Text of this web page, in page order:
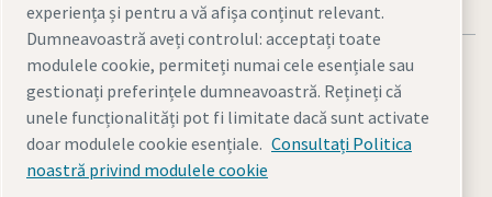
Notificări legale şi de confidenţialitate
Gestionarea cookie-urilorAccesibilitate
experiența și pentru a vă afișa conținut relevant.
Dumneavoastră aveți controlul: acceptați toate
modulele cookie, permiteți numai cele esențiale sau
gestionați preferințele dumneavoastră. Rețineți că
unele funcționalități pot fi limitate dacă sunt activate
doar modulele cookie esențiale. Consultați Politica
noastră privind modulele cookie